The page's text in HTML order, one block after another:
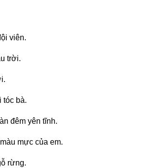
viên.
trời.
tóc bà.
đêm yên tĩnh.
mực của em.
rừng.